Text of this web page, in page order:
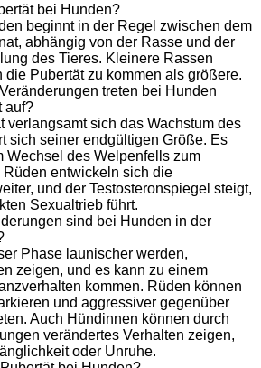
bei Hunden?
beginnt in der Regel zwischen dem
abhängig von der Rasse und der
des Tieres. Kleinere Rassen
die Pubertät zu kommen als größere.
treten bei Hunden
auf?
verlangsamt sich das Wachstum des
sich seiner endgültigen Größe. Es
Wechsel des Welpenfells zum
entwickeln sich die
und der Testosteronspiegel steigt,
Sexualtrieb führt.
sind bei Hunden in der
Phase launischer werden,
zeigen, und es kann zu einem
kommen. Rüden können
und aggressiver gegenüber
Auch Hündinnen können durch
verändertes Verhalten zeigen,
oder Unruhe.